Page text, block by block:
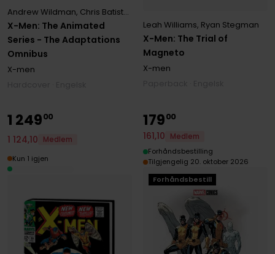
X-Men: The Animated
Series - The Adaptations
Omnibus
Andrew Wildman, Chris Batista
X-men
X-Men: The Trial of
Magneto
Leah Williams, Ryan Stegman
X-men
1 24900
1 124,10
Medlem
Kun 1 igjen
Forhåndsbestill
17900
161,10
Medlem
Forhåndsbestilling
Tilgjengelig 20. oktober 2026